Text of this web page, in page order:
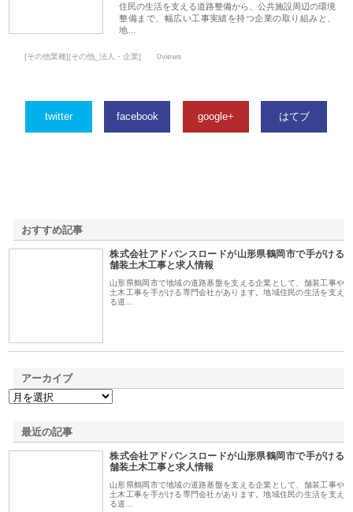
住民の生活を支える道路整備から、公共施設周辺の環境
整備まで、幅広い工事実績を持つ企業の取り組みと、
地…
[その他業種][その他_法人・企業] 0views
twitter facebook google+ はてブ
おすすめ記事
株式会社アドバンスロードが山形県鶴岡市で手がける
舗装土木工事と求人情報
山形県鶴岡市で地域の道路基盤を支える企業として、舗装工事や
土木工事を手がける専門会社があります。地域住民の生活を支え
る道…
アーカイブ
最近の記事
株式会社アドバンスロードが山形県鶴岡市で手がける
舗装土木工事と求人情報
山形県鶴岡市で地域の道路基盤を支える企業として、舗装工事や
土木工事を手がける専門会社があります。地域住民の生活を支え
る道…